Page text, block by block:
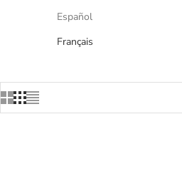
Español
Français